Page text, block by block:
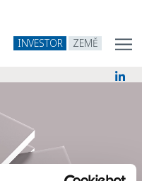
INVESTOR ZEMĚ